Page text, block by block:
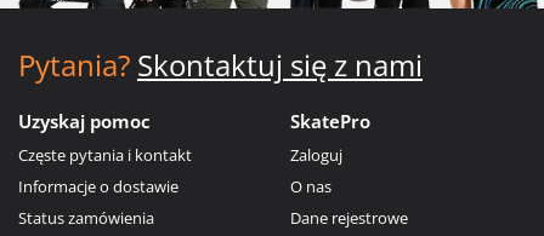
Pytania? Skontaktuj się z nami
Uzyskaj pomoc
Częste pytania i kontakt
Informacje o dostawie
Status zamówienia
SkatePro
Zaloguj
O nas
Dane rejestrowe